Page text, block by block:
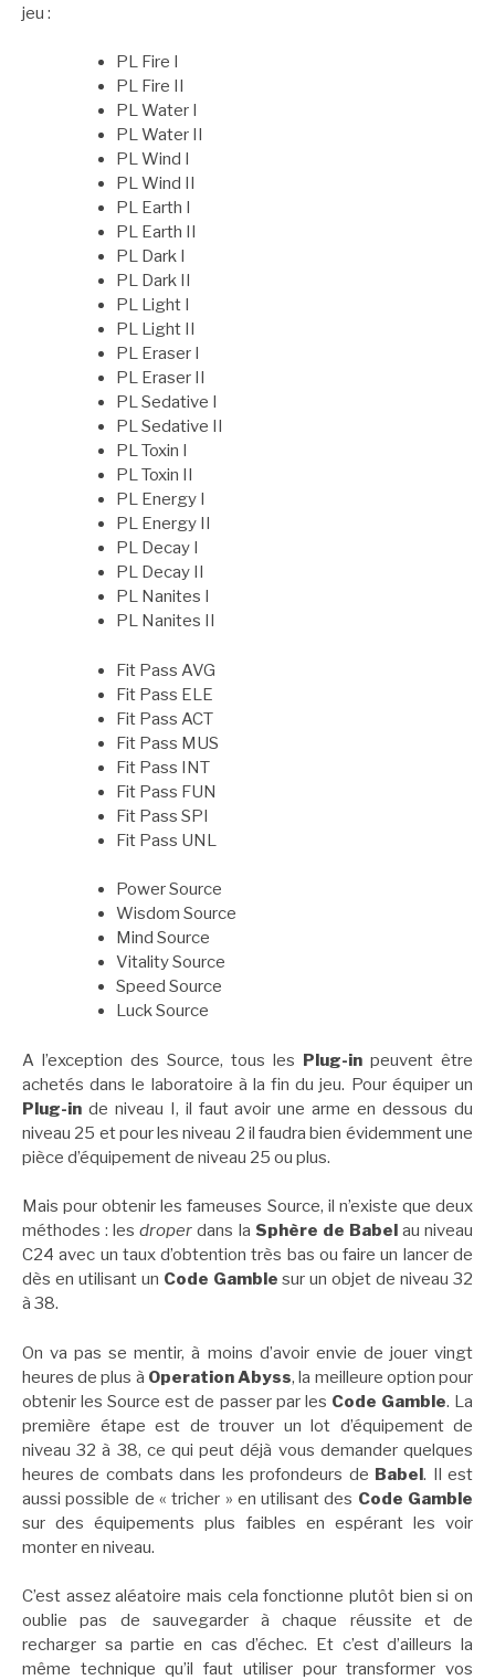
jeu :
PL Fire I
PL Fire II
PL Water I
PL Water II
PL Wind I
PL Wind II
PL Earth I
PL Earth II
PL Dark I
PL Dark II
PL Light I
PL Light II
PL Eraser I
PL Eraser II
PL Sedative I
PL Sedative II
PL Toxin I
PL Toxin II
PL Energy I
PL Energy II
PL Decay I
PL Decay II
PL Nanites I
PL Nanites II
Fit Pass AVG
Fit Pass ELE
Fit Pass ACT
Fit Pass MUS
Fit Pass INT
Fit Pass FUN
Fit Pass SPI
Fit Pass UNL
Power Source
Wisdom Source
Mind Source
Vitality Source
Speed Source
Luck Source
A l’exception des Source, tous les Plug-in peuvent être
achetés dans le laboratoire à la fin du jeu. Pour équiper un
Plug-in de niveau I, il faut avoir une arme en dessous du
niveau 25 et pour les niveau 2 il faudra bien évidemment une
pièce d’équipement de niveau 25 ou plus.
Mais pour obtenir les fameuses Source, il n’existe que deux
méthodes : lesdroper dans la Sphère de Babelau niveau
C24 avec un taux d’obtention très bas ou faire un lancer de
dès en utilisant un Code Gamble sur un objet de niveau 32
à 38.
On va pas se mentir, à moins d’avoir envie de jouer vingt
heures de plus à Operation Abyss, la meilleure option pour
obtenir les Source est de passer par les Code Gamble. La
première étape est de trouver un lot d’équipement de
niveau 32 à 38, ce qui peut déjà vous demander quelques
heures de combats dans les profondeurs de Babel. Il est
aussi possible de « tricher » en utilisant des Code Gamble
sur des équipements plus faibles en espérant les voir
monter en niveau.
C’est assez aléatoire mais cela fonctionne plutôt bien si on
oublie pas de sauvegarder à chaque réussite et de
recharger sa partie en cas d’échec. Et c’est d’ailleurs la
même technique qu’il faut utiliser pour transformer vos